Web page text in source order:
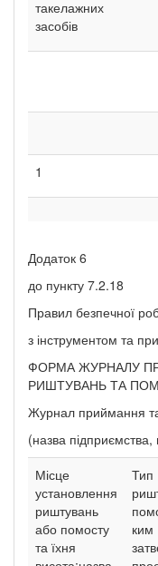
такелажних
засобів
1
Додаток 6
до пункту 7.2.18
Правил безпечної
з інструментом та
ФОРМА ЖУРНАЛУ
РИШТУВАНЬ ТА
Журнал приймання
(назва підприємства,
Місце
установлення
риштувань
або помосту
та їхня
Тип
ким